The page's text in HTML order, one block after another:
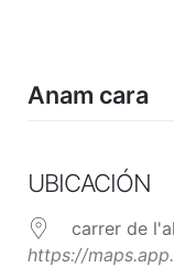
Anam cara
UBICACIÓN
carrer de
https://